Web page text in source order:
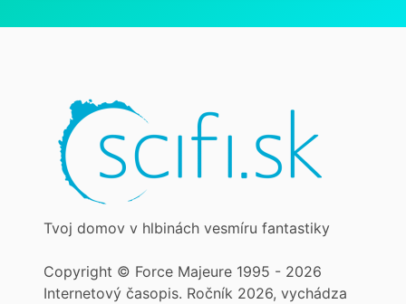
Tvoj domov v hlbinách vesmíru fantastiky
Copyright © Force Majeure 1995 - 2026
Internetový časopis. Ročník 2026, vychádza